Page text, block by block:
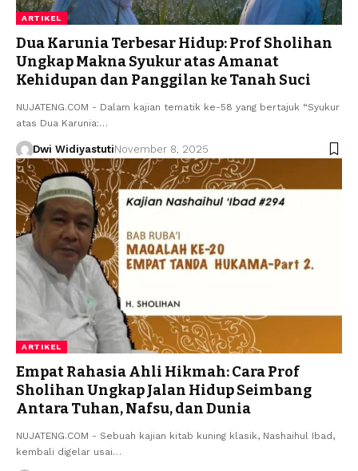
ARTIKEL
Dua Karunia Terbesar Hidup: Prof Sholihan
Ungkap Makna Syukur atas Amanat
Kehidupan dan Panggilan ke Tanah Suci
NUJATENG.COM - Dalam kajian tematik ke-58 yang bertajuk “Syukur
atas Dua Karunia:…
Dwi WidiyastutiNovember 8, 2025
ARTIKEL
Empat Rahasia Ahli Hikmah: Cara Prof
Sholihan Ungkap Jalan Hidup Seimbang
Antara Tuhan, Nafsu, dan Dunia
NUJATENG.COM - Sebuah kajian kitab kuning klasik, Nashaihul Ibad,
kembali digelar usai…